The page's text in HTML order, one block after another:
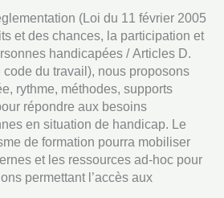
(Loi du 11 février 2005
et des chances, la participation et
handicapées / Articles D.
du travail), nous proposons
rythme, méthodes, supports
répondre aux besoins
en situation de handicap. Le
de formation pourra mobiliser
et les ressources ad-hoc pour
permettant l’accès aux